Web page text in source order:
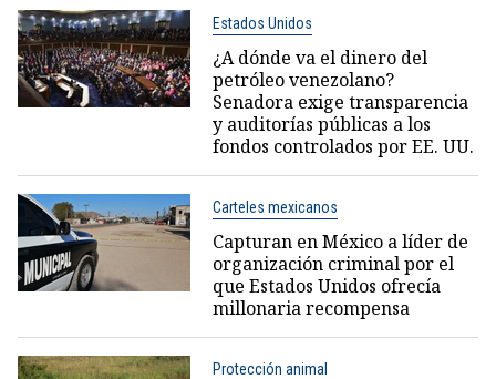
Estados Unidos
¿A dónde va el dinero del
petróleo venezolano?
Senadora exige transparencia
y auditorías públicas a los
fondos controlados por EE. UU.
Carteles mexicanos
Capturan en México a líder de
organización criminal por el
que Estados Unidos ofrecía
millonaria recompensa
Protección animal